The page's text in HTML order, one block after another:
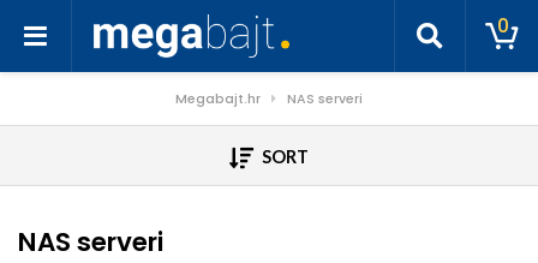
0
Megabajt.hr NAS serveri
SORT
NAS serveri